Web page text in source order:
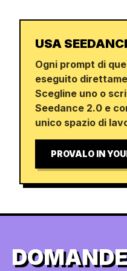
USA
Ogni prompt di
eseguito
Scegline uno o
Seedance 2.0 e
unico spazio di
PROVALO IN